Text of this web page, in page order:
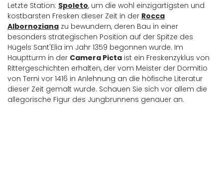
Letzte Station: Spoleto, um die wohl einzigartigsten und
kostbarsten Fresken dieser Zeit in der Rocca
Albornoziana zu bewundern, deren Bau in einer
besonders strategischen Position auf der Spitze des
Hügels Sant'Elia im Jahr 1359 begonnen wurde. Im
Hauptturm in der Camera Picta ist ein Freskenzyklus von
Rittergeschichten erhalten, der vom Meister der Dormitio
von Terni vor 1416 in Anlehnung an die höfische Literatur
dieser Zeit gemalt wurde. Schauen Sie sich vor allem die
allegorische Figur des Jungbrunnens genauer an.